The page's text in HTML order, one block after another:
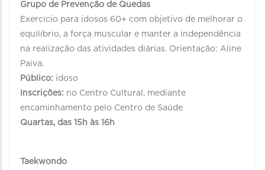
Grupo de Prevenção de Quedas
Exercício para idosos 60+ com objetivo de melhorar o
equilíbrio, a força muscular e manter a independência
na realização das atividades diárias. Orientação: Aline
Paiva.
Público: idoso
Inscrições: no Centro Cultural, mediante
encaminhamento pelo Centro de Saúde
Quartas, das 15h às 16h
Taekwondo